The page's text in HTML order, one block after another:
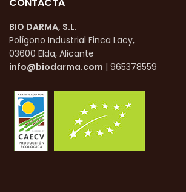
BIO DARMA, S.L.
Polígono Industrial Finca Lacy,
03600 Elda, Alicante
info@biodarma.com | 965378559